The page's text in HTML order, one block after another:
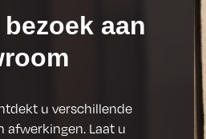
aan
u verschillende
afwerkingen. Laat u